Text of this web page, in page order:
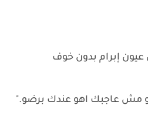
إبرام بدون خوف
مش عاجبك اهو عندك برضو."